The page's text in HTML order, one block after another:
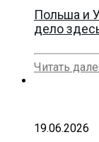
Польша и
дело
Читать
19.06.2026